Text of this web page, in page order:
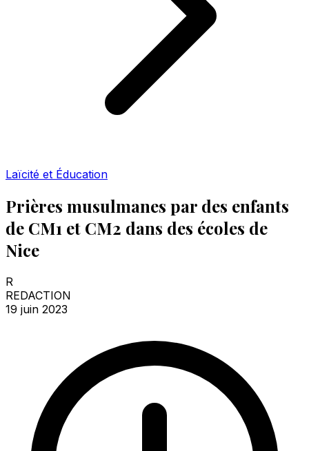
Laïcité et Éducation
Prières musulmanes par des enfants
de CM1 et CM2 dans des écoles de
Nice
R
REDACTION
19 juin 2023